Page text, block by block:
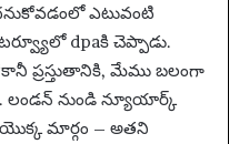
ఎటువంటి
dpaకి చెప్పాడు.
“కానీ ప్రస్తుతానికి, మేము బలంగా
లండన్ నుండి న్యూయార్క్
మార్గం – అతని